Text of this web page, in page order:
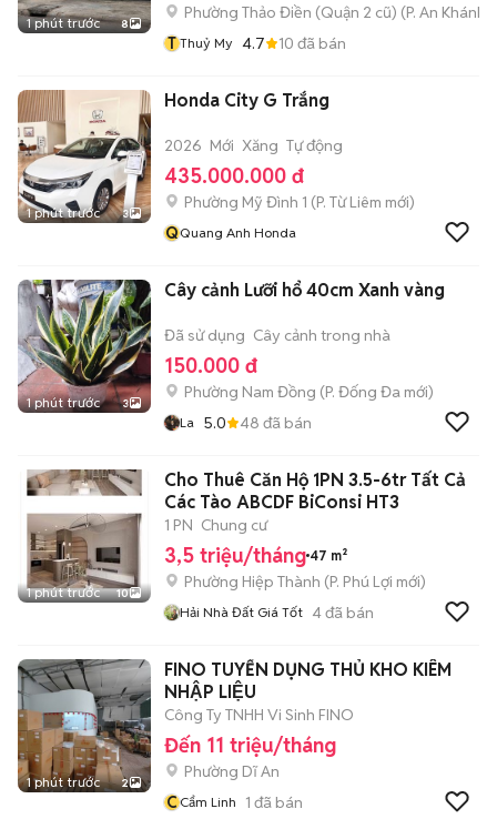
1 phút trước 8
Phường Thảo Điền (Quận 2 cũ) (P. An Khánh
T Thuỷ My 4.7 10 đã bán
1 phút trước 3
Honda City G Trắng
2026 Mới Xăng Tự động
435.000.000 đ
Phường Mỹ Đình 1 (P. Từ Liêm mới)
QQuang Anh Honda
1 phút trước 3
Cây cảnh Lưỡi hổ 40cm Xanh vàng
Đã sử dụng Cây cảnh trong nhà
150.000 đ
Phường Nam Đồng (P. Đống Đa mới)
La 5.0 48 đã bán
1 phút trước 10
Cho Thuê Căn Hộ 1PN 3.5-6tr Tất Cả
Các Tào ABCDF BiConsi HT3
1 PN Chung cư
3,5 triệu/tháng 47 m²
Phường Hiệp Thành (P. Phú Lợi mới)
Hải Nhà Đất Giá Tốt 4đã bán
1 phút trước 2
FINO TUYỂN DỤNG THỦ KHO KIÊM
NHẬP LIỆU
Công Ty TNHH Vi Sinh FINO
Đến 11 triệu/tháng
Phường Dĩ An
CCẩm Linh 1 đã bán